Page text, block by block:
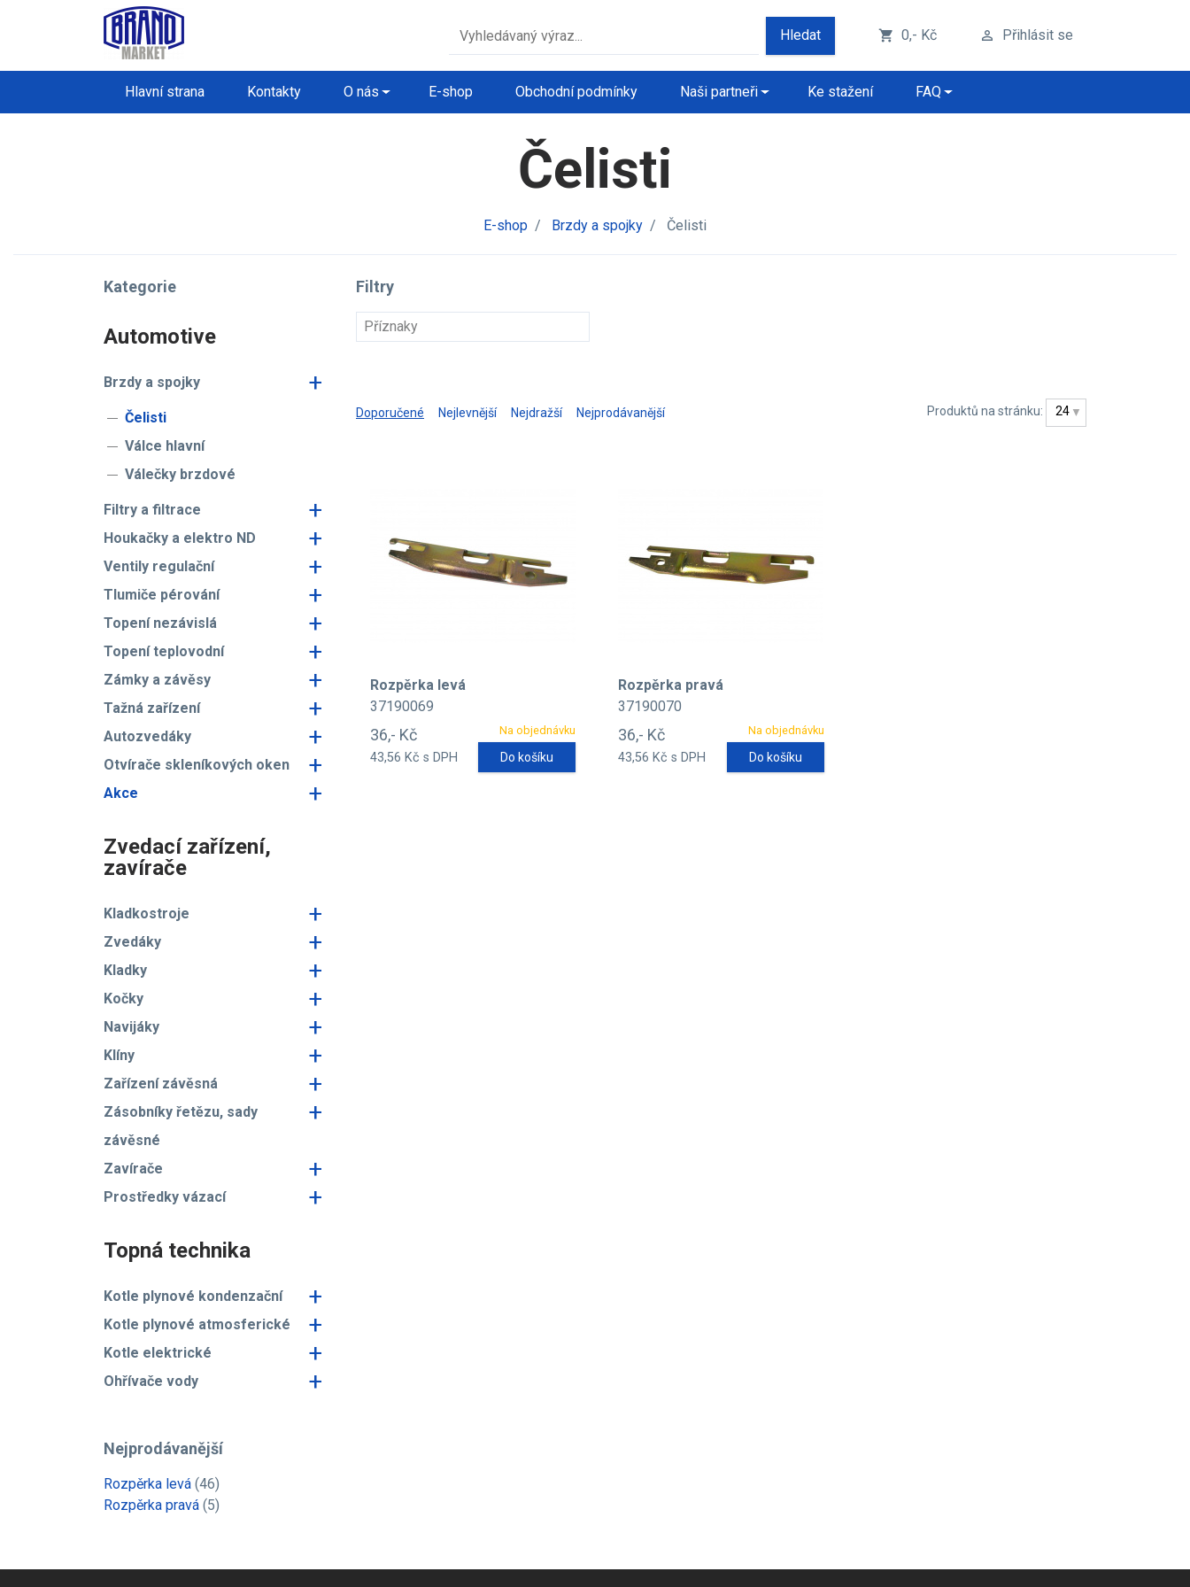
Hledat shopping_cart 0,- Kč perm_identity Přihlásit se
Hlavní strana Kontakty O nás E-shop Obchodní podmínky Naši partneři Ke stažení FAQ
Čelisti
E-shop / Brzdy a spojky / Čelisti
Kategorie
Automotive
Brzdy a spojky +
Čelisti
Válce hlavní
Válečky brzdové
Filtry a filtrace +
Houkačky a elektro ND +
Ventily regulační +
Tlumiče pérování +
Topení nezávislá +
Topení teplovodní +
Zámky a závěsy +
Tažná zařízení +
Autozvedáky +
Otvírače skleníkových oken +
Akce +
Zvedací zařízení,
zavírače
Kladkostroje +
Zvedáky +
Kladky +
Kočky +
Navijáky +
Klíny +
Zařízení závěsná +
Zásobníky řetězu, sady
závěsné
+
Zavírače +
Prostředky vázací +
Topná technika
Kotle plynové kondenzační +
Kotle plynové atmosferické +
Kotle elektrické +
Ohřívače vody +
Nejprodávanější
Rozpěrka levá (46)
Rozpěrka pravá (5)
Filtry
Příznaky
Doporučené Nejlevnější Nejdražší Nejprodávanější Produktů na stránku: 24
Rozpěrka levá
37190069
Na objednávku
36,- Kč
43,56 Kč s DPH Do košíku
Rozpěrka pravá
37190070
Na objednávku
36,- Kč
43,56 Kč s DPH Do košíku